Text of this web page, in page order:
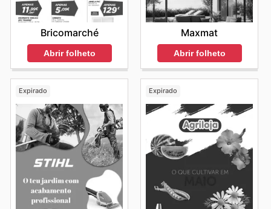
Bricomarché
Abrir folheto
Maxmat
Abrir folheto
Expirado Expirado